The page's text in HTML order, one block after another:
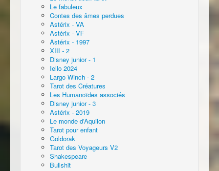
Le fabuleux
Contes des âmes perdues
Astérix - VA
Astérix - VF
Astérix - 1997
XIII - 2
Disney junior - 1
Iello 2024
Largo Winch - 2
Tarot des Créatures
Les Humanoïdes associés
Disney junior - 3
Astérix - 2019
Le monde d'Aquilon
Tarot pour enfant
Goldorak
Tarot des Voyageurs V2
Shakespeare
Bullshit